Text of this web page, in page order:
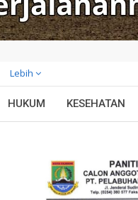
Lebih
HUKUM KESEHATAN